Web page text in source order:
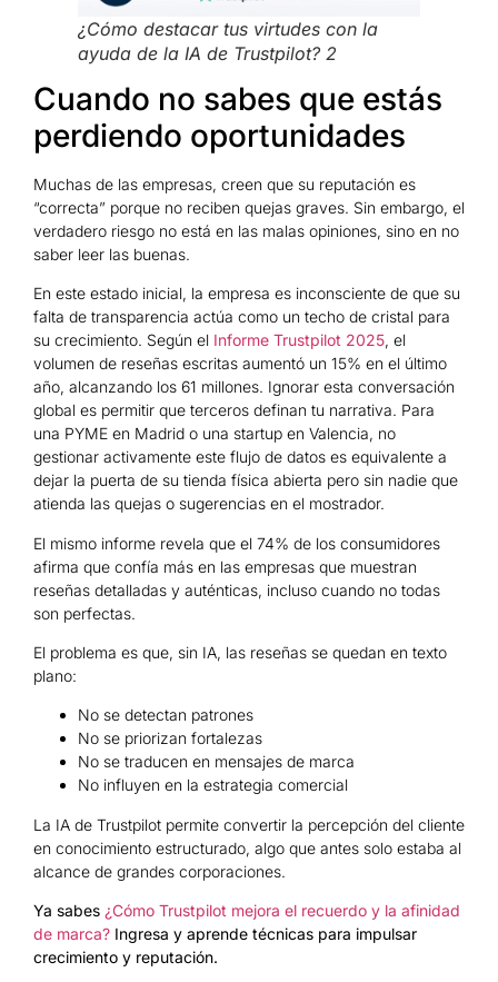
¿Cómo destacar tus virtudes con la
ayuda de la IA de Trustpilot? 2
Cuando no sabes que estás
perdiendo oportunidades
Muchas de las empresas, creen que su reputación es
“correcta” porque no reciben quejas graves. Sin embargo, el
verdadero riesgo no está en las malas opiniones, sino en no
saber leer las buenas.
En este estado inicial, la empresa es inconsciente de que su
falta de transparencia actúa como un techo de cristal para
su crecimiento. Según el Informe Trustpilot 2025, el
volumen de reseñas escritas aumentó un 15% en el último
año, alcanzando los 61 millones. Ignorar esta conversación
global es permitir que terceros definan tu narrativa. Para
una PYME en Madrid o una startup en Valencia, no
gestionar activamente este flujo de datos es equivalente a
dejar la puerta de su tienda física abierta pero sin nadie que
atienda las quejas o sugerencias en el mostrador.
El mismo informe revela que el 74% de los consumidores
afirma que confía más en las empresas que muestran
reseñas detalladas y auténticas, incluso cuando no todas
son perfectas.
El problema es que, sin IA, las reseñas se quedan en texto
plano:
No se detectan patrones
No se priorizan fortalezas
No se traducen en mensajes de marca
No influyen en la estrategia comercial
La IA de Trustpilot permite convertir la percepción del cliente
en conocimiento estructurado, algo que antes solo estaba al
alcance de grandes corporaciones.
Ya sabes ¿Cómo Trustpilot mejora el recuerdo y la afinidad
de marca? Ingresa y aprende técnicas para impulsar
crecimiento y reputación.